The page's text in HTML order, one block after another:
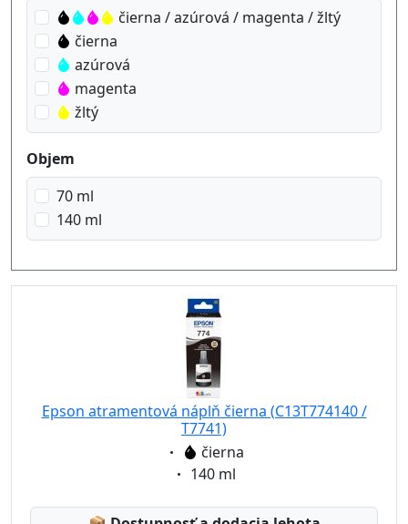
čierna / azúrová / magenta / žltý
čierna
azúrová
magenta
žltý
Objem
70 ml
140 ml
Epson atramentová náplň čierna (C13T774140 /
T7741)
Eigenschaft:
čierna
Eigenschaft:
140 ml